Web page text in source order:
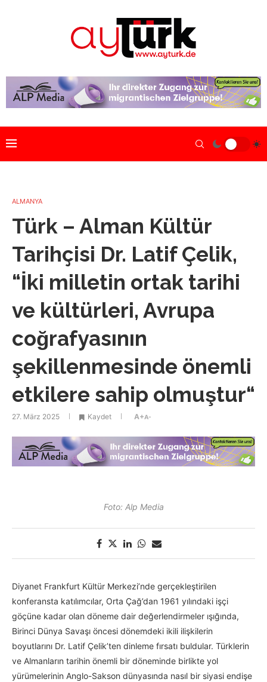
ALMANYA
Türk – Alman Kültür
Tarihçisi Dr. Latif Çelik,
“İki milletin ortak tarihi
ve kültürleri, Avrupa
coğrafyasının
şekillenmesinde önemli
etkilere sahip olmuştur“
27. März 2025 Kaydet A+A-
Foto: Alp Media
Diyanet Frankfurt Kültür Merkezi’nde gerçekleştirilen
konferansta katılımcılar, Orta Çağ’dan 1961 yılındaki işçi
göçüne kadar olan döneme dair değerlendirmeler ışığında,
Birinci Dünya Savaşı öncesi dönemdeki ikili ilişkilerin
boyutlarını Dr. Latif Çelik’ten dinleme fırsatı buldular. Türklerin
ve Almanların tarihin önemli bir döneminde birlikte yol
yürümelerinin Anglo-Sakson dünyasında nasıl bir siyasi endişe